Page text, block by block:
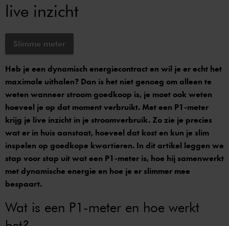
live inzicht
Slimme meter
Heb je een dynamisch energiecontract en wil je er echt het
maximale uithalen? Dan is het niet genoeg om alleen te
weten wanneer stroom goedkoop is, je moet ook weten
hoeveel je op dat moment verbruikt. Met een P1-meter
krijg je live inzicht in je stroomverbruik. Zo zie je precies
wat er in huis aanstaat, hoeveel dat kost en kun je slim
inspelen op goedkope kwartieren. In dit artikel leggen we
stap voor stap uit wat een P1-meter is, hoe hij samenwerkt
met dynamische energie en hoe je er slimmer mee
bespaart.
Wat is een P1-meter en hoe werkt